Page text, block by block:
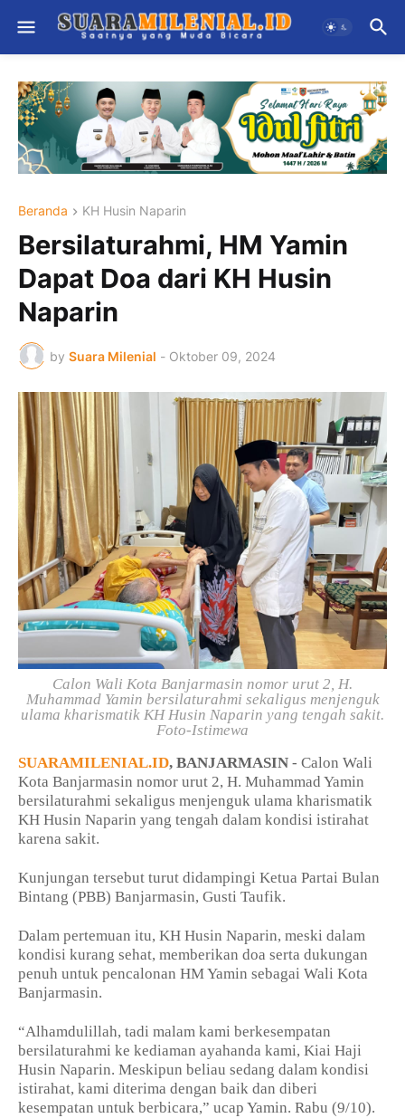
Beranda KH Husin Naparin
Bersilaturahmi, HM Yamin
Dapat Doa dari KH Husin
Naparin
by Suara Milenial - Oktober 09, 2024
Calon Wali Kota Banjarmasin nomor urut 2, H.
Muhammad Yamin bersilaturahmi sekaligus menjenguk
ulama kharismatik KH Husin Naparin yang tengah sakit.
Foto-Istimewa
SUARAMILENIAL.ID, BANJARMASIN - Calon Wali
Kota Banjarmasin nomor urut 2, H. Muhammad Yamin
bersilaturahmi sekaligus menjenguk ulama kharismatik
KH Husin Naparin yang tengah dalam kondisi istirahat
karena sakit.
Kunjungan tersebut turut didampingi Ketua Partai Bulan
Bintang (PBB) Banjarmasin, Gusti Taufik.
Dalam pertemuan itu, KH Husin Naparin, meski dalam
kondisi kurang sehat, memberikan doa serta dukungan
penuh untuk pencalonan HM Yamin sebagai Wali Kota
Banjarmasin.
“Alhamdulillah, tadi malam kami berkesempatan
bersilaturahmi ke kediaman ayahanda kami, Kiai Haji
Husin Naparin. Meskipun beliau sedang dalam kondisi
istirahat, kami diterima dengan baik dan diberi
kesempatan untuk berbicara,” ucap Yamin. Rabu (9/10).